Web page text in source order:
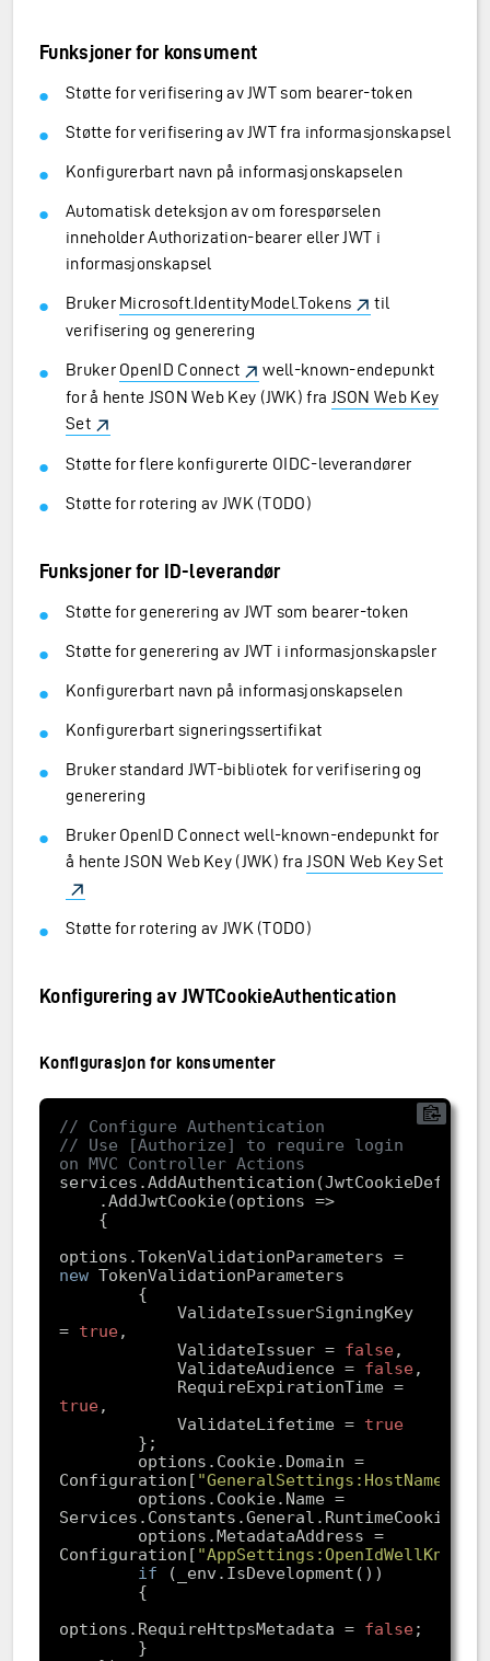
Funksjoner for konsument
Støtte for verifisering av JWT som bearer-token
Støtte for verifisering av JWT fra informasjonskapsel
Konfigurerbart navn på informasjonskapselen
Automatisk deteksjon av om forespørselen
inneholder Authorization-bearer eller JWT i
informasjonskapsel
Bruker Microsoft.IdentityModel.Tokens
til
verifisering og generering
Bruker OpenID Connect
well-known-endepunkt
for å hente JSON Web Key (JWK) fra JSON Web Key
Set
Støtte for flere konfigurerte OIDC-leverandører
Støtte for rotering av JWK (TODO)
Funksjoner for ID-leverandør
Støtte for generering av JWT som bearer-token
Støtte for generering av JWT i informasjonskapsler
Konfigurerbart navn på informasjonskapselen
Konfigurerbart signeringssertifikat
Bruker standard JWT-bibliotek for verifisering og
generering
Bruker OpenID Connect well-known-endepunkt for
å hente JSON Web Key (JWK) fra JSON Web Key Set
Støtte for rotering av JWK (TODO)
Konfigurering av JWTCookieAuthentication
Konfigurasjon for konsumenter
// Configure Authentication
// Use [Authorize] to require login
on MVC Controller Actions
    .AddJwtCookie(options =>
options.TokenValidationParameters =
new
= true
            ValidateIssuer =
false
            ValidateAudience =
false
            RequireExpirationTime =
true
            ValidateLifetime =
true
Configuration[ "GeneralSettings:HostName"
Configuration[
if
options.RequireHttpsMetadata = false